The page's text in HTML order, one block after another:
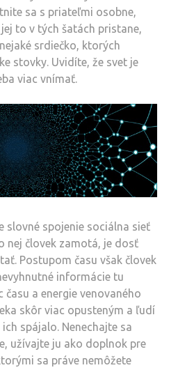
sa s priateľmi osobne,
to v tých šatách pristane,
srdiečko, ktorých
stovky. Uvidíte, že svet je
viac vnímať.
slovné spojenie sociálna sieť
nej človek zamotá, je dosť
Postupom času však človek
informácie tu
času a energie venovaného
skôr viac opusteným a ľudí
spájalo. Nenechajte sa
užívajte ju ako doplnok pre
sa práve nemôžete